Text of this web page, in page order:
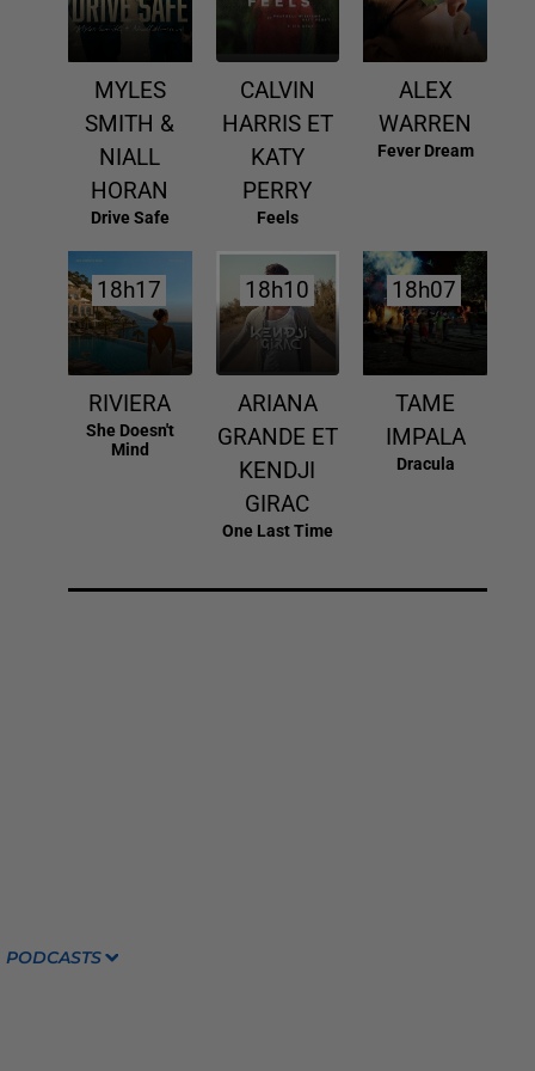
MYLES
SMITH &
NIALL
HORAN
Drive Safe
CALVIN
HARRIS ET
KATY
PERRY
Feels
ALEX
WARREN
Fever Dream
18h17
18h17
RIVIERA
She Doesn't
Mind
18h10
18h10
ARIANA
GRANDE ET
KENDJI
GIRAC
One Last Time
18h07
18h07
TAME
IMPALA
Dracula
PODCASTS